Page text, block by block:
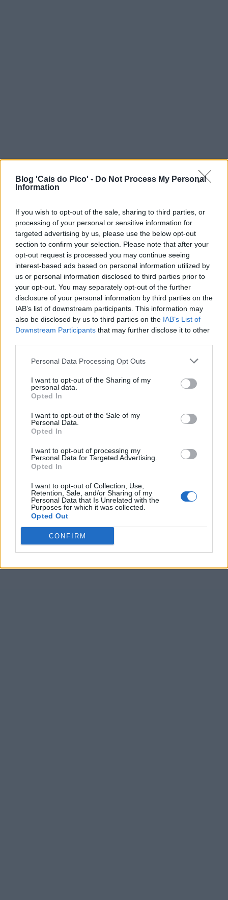
Blog 'Cais do Pico' - Do Not Process My Personal
Information
If you wish to opt-out of the sale, sharing to third parties, or
processing of your personal or sensitive information for
targeted advertising by us, please use the below opt-out
section to confirm your selection. Please note that after your
opt-out request is processed you may continue seeing
interest-based ads based on personal information utilized by
us or personal information disclosed to third parties prior to
your opt-out. You may separately opt-out of the further
disclosure of your personal information by third parties on the
IAB’s list of downstream participants. This information may
also be disclosed by us to third parties on the IAB’s List of
Downstream Participants that may further disclose it to other
Personal Data Processing Opt Outs
I want to opt-out of the Sharing of my
personal data.
Opted In
I want to opt-out of the Sale of my
Personal Data.
Opted In
I want to opt-out of processing my
Personal Data for Targeted Advertising.
Opted In
I want to opt-out of Collection, Use,
Retention, Sale, and/or Sharing of my
Personal Data that Is Unrelated with the
Purposes for which it was collected.
Opted Out
CONFIRM